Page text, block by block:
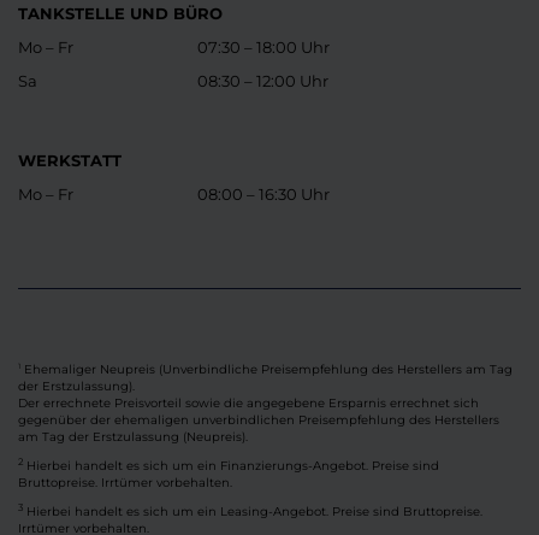
TANKSTELLE UND BÜRO
Mo – Fr
Sa
07:30 – 18:00 Uhr
08:30 – 12:00 Uhr
WERKSTATT
Mo – Fr
08:00 – 16:30 Uhr
Ehemaliger Neupreis (Unverbindliche Preisempfehlung des Herstellers am Tag
der Erstzulassung).
Der errechnete Preisvorteil sowie die angegebene Ersparnis errechnet sich
gegenüber der ehemaligen unverbindlichen Preisempfehlung des Herstellers
am Tag der Erstzulassung (Neupreis).
2 Hierbei handelt es sich um ein Finanzierungs-Angebot. Preise sind
Bruttopreise. Irrtümer vorbehalten.
3 Hierbei handelt es sich um ein Leasing-Angebot. Preise sind Bruttopreise.
Irrtümer vorbehalten.